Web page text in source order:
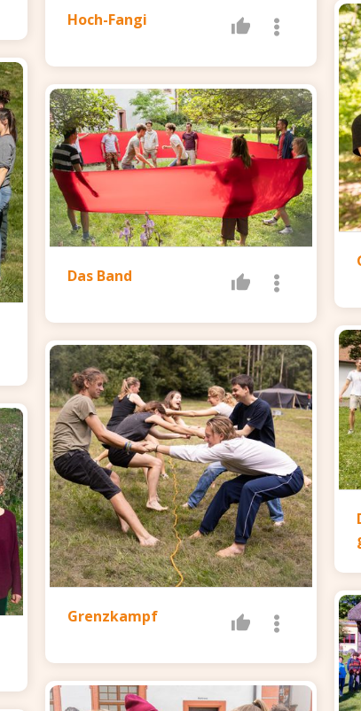
Hoch-Fangi
Das Band
Grenzkampf